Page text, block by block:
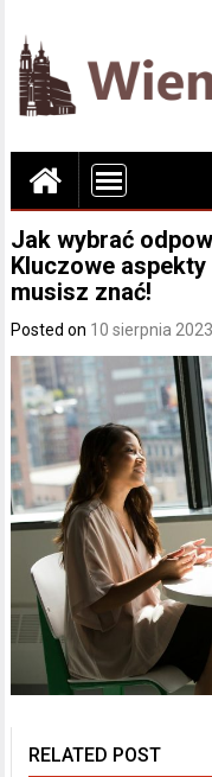
Jak wybrać
Kluczowe
musisz znać!
Posted on 10 sierpnia 2023
RELATED POST